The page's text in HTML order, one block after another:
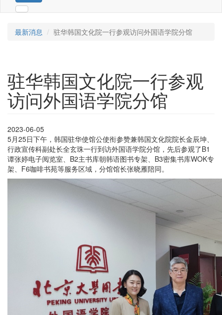
最新消息 驻华韩国文化院一行参观访问外国语学院分馆
驻华韩国文化院一行参观
访问外国语学院分馆
2023-06-05
5月25日下午，韩国驻华使馆公使衔参赞兼韩国文化院院长金辰坤、
行政宣传科副处长全玄珠一行到访外国语学院分馆，先后参观了B1
谭张婷电子阅览室、B2主书库朝韩语图书专架、B3密集书库WOK专
架、F6咖啡书苑等服务区域，分馆馆长张晓雁陪同。